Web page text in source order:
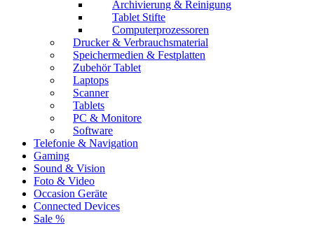
Archivierung & Reinigung
Tablet Stifte
Computerprozessoren
Drucker & Verbrauchsmaterial
Speichermedien & Festplatten
Zubehör Tablet
Laptops
Scanner
Tablets
PC & Monitore
Software
Telefonie & Navigation
Gaming
Sound & Vision
Foto & Video
Occasion Geräte
Connected Devices
Sale %